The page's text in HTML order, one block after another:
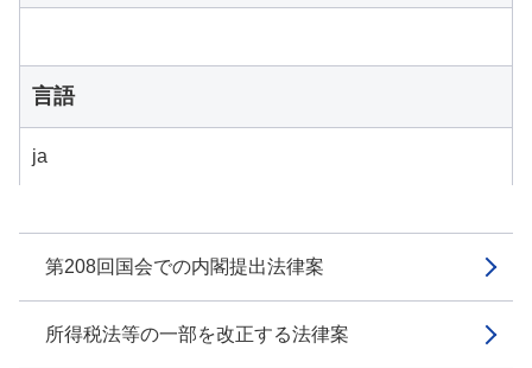
第208回国会での内閣提出法律案
所得税法等の一部を改正する法律案
言語
ja